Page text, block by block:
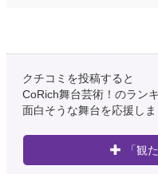
クチコミを投稿すると
CoRich舞台芸術！のラン
面白そうな舞台を応援しま
「観